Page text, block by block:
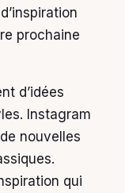
prochaine
d’idées
Instagram
nouvelles
qui